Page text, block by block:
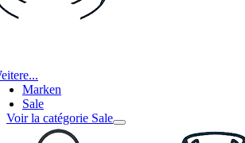
Marken
Sale
Voir la catégorie Sale